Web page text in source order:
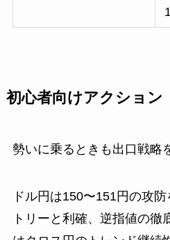
初心者向けアクション
勢いに乗るときも出口戦略
ドル円は150〜151円の攻
トリーと利確、逆指値の徹